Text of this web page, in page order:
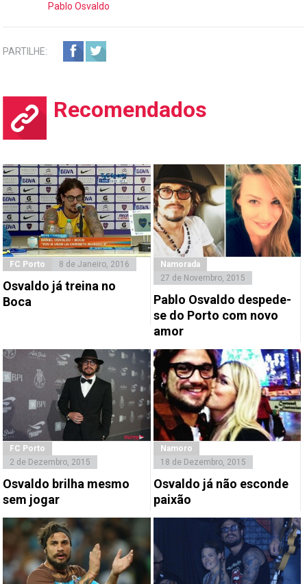
Pablo Osvaldo
PARTILHE:
Recomendados
FC Porto 8 de Janeiro, 2016
Osvaldo já treina no
Boca
Namorada
27 de Novembro, 2015
Pablo Osvaldo despede-
se do Porto com novo
amor
FC Porto
2 de Dezembro, 2015
Osvaldo brilha mesmo
sem jogar
Namoro
18 de Dezembro, 2015
Osvaldo já não esconde
paixão